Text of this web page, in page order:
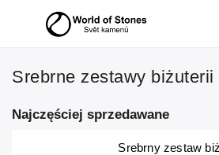
Srebrne zestawy biżuterii
Najczęściej sprzedawane
Srebrny zestaw